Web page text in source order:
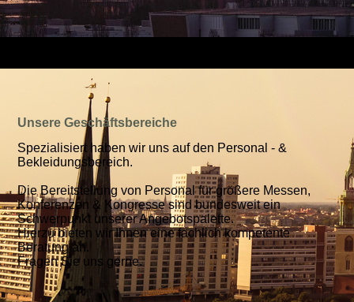
Unsere Geschäftsbereiche
Spezialisiert haben wir uns auf den Personal - &
Bekleidungsbereich.
Die Bereitstellung von Personal für größere Messen,
Konferenzen & Kongresse sind bundesweit ein
Schwerpunkt unserer Angebotspalette.
Hierzu bieten wir Ihnen eine fachlich kompetente
Beratung an.
Fragen Sie uns gerne.